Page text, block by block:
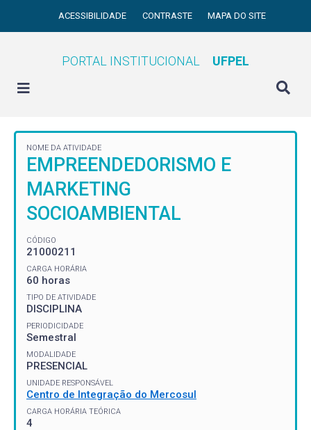
ACESSIBILIDADE CONTRASTE MAPA DO SITE
PORTAL INSTITUCIONAL UFPEL
NOME DA ATIVIDADE
EMPREENDEDORISMO E
MARKETING
SOCIOAMBIENTAL
CÓDIGO
21000211
CARGA HORÁRIA
60 horas
TIPO DE ATIVIDADE
DISCIPLINA
PERIODICIDADE
Semestral
MODALIDADE
PRESENCIAL
UNIDADE RESPONSÁVEL
Centro de Integração do Mercosul
CARGA HORÁRIA TEÓRICA
4